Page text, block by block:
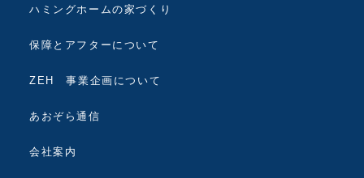
ハミングホームの家づくり
保障とアフターについて
ZEH 事業企画について
あおぞら通信
会社案内